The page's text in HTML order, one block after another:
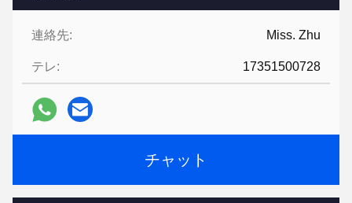
連絡先: Miss. Zhu
テレ: 17351500728
チャット